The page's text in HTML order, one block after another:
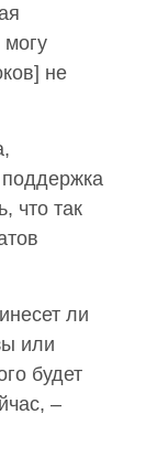
не
что так
ли
или
будет
–